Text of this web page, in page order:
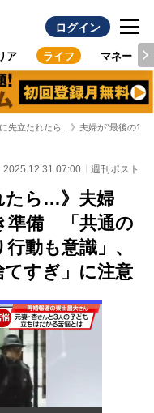
ログイン
ア ライフ マネー
に先立たれたら…》夫婦が“最後の
2025.12.31 07:00 週刊ポスト
たら…》夫婦
準備 「共通の
動も意識」、
てすぎ」に注意